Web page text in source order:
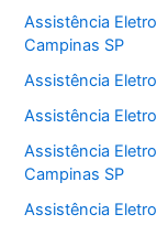
Assistência
Campinas SP
Assistência
Assistência
Assistência
Campinas SP
Assistência